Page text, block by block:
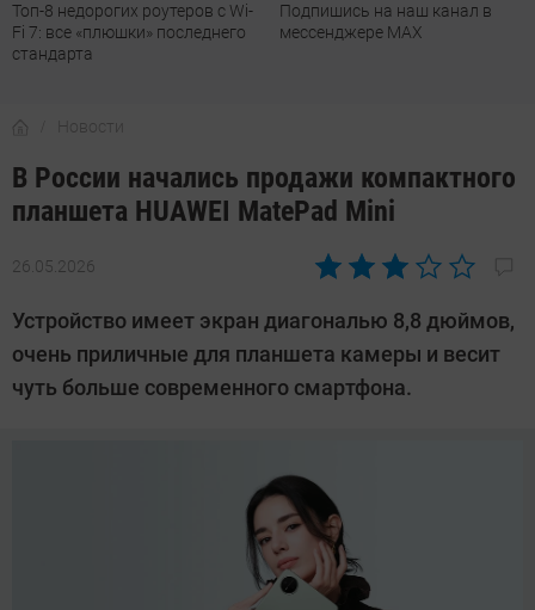
Топ-8 недорогих роутеров с Wi-
Fi 7: все «плюшки» последнего
стандарта
Подпишись на наш канал в
мессенджере МАХ
Новости
В России начались продажи компактного
планшета HUAWEI MatePad Mini
26.05.2026
Автор:
Устройство имеет экран диагональю 8,8 дюймов,
очень приличные для планшета камеры и весит
чуть больше современного смартфона.